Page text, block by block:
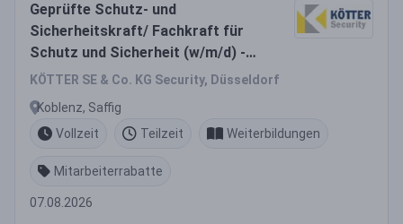
Geprüfte Schutz- und
Sicherheitskraft/ Fachkraft für
Schutz und Sicherheit (w/m/d) -
Saffig
KÖTTER SE & Co. KG Security, Düsseldorf
Koblenz, Saffig
Vollzeit
Teilzeit Weiterbildungen
Mitarbeiterrabatte
07.08.2026